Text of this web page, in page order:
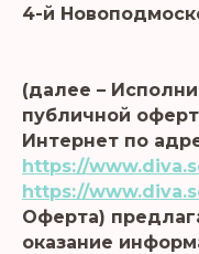
4-й
(далее –
публичной
Интернет по
https://
https://
Оферта)
оказание